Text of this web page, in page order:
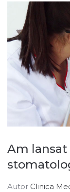
Am
Autor Clinica